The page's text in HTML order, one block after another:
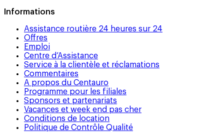
Informations
Assistance routière 24 heures sur 24
Offres
Emploi
Centre d’Assistance
Service à la clientèle et réclamations
Commentaires
A propos du Centauro
Programme pour les filiales
Sponsors et partenariats
Vacances et week end pas cher
Conditions de location
Politique de Contrôle Qualité